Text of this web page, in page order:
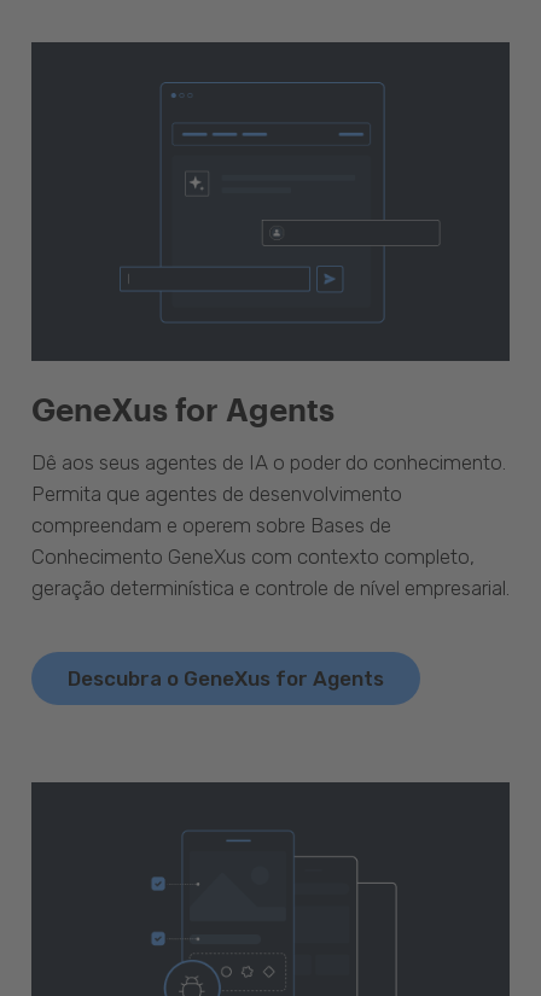
GeneXus for Agents
Dê aos seus agentes de IA o poder do conhecimento.
Permita que agentes de desenvolvimento
compreendam e operem sobre Bases de
Conhecimento GeneXus com contexto completo,
geração determinística e controle de nível empresarial.
Descubra o GeneXus for Agents